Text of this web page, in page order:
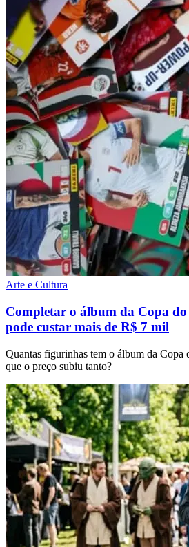
Arte e Cultura
Completar o álbum da Copa
pode custar mais de R$ 7 mil
Quantas figurinhas tem o álbum da Copa
que o preço subiu tanto?